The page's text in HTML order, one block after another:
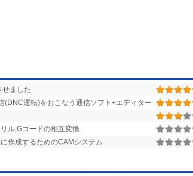
せました
運転)をおこなう通信ソフト+エディター
ル,Gコードの相互変換
作成するためのCAMシステム